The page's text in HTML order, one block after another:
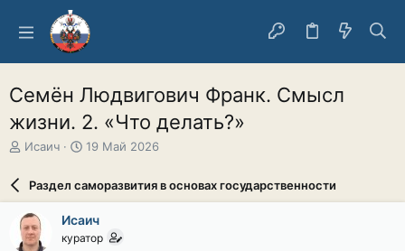
Семён Людвигович Франк. Смысл
жизни. 2. «Что делать?»
А
о
р
т
е
Исаич
Д
а
а
ч
19 Май 2026
Раздел саморазвития в основах государственности
Исаич
куратор